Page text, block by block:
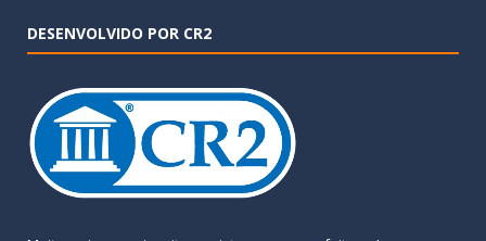
DESENVOLVIDO POR CR2